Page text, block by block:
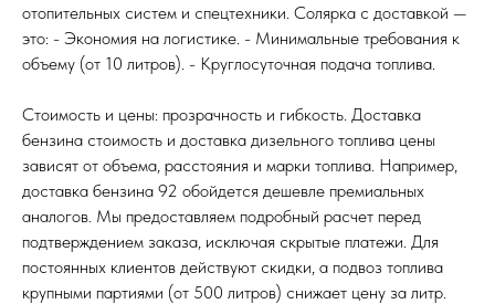
отопительных систем и спецтехники. Солярка с доставкой —
это: - Экономия на логистике. - Минимальные требования к
объему (от 10 литров). - Круглосуточная подача топлива.
Стоимость и цены: прозрачность и гибкость. Доставка
бензина стоимость и доставка дизельного топлива цены
зависят от объема, расстояния и марки топлива. Например,
доставка бензина 92 обойдется дешевле премиальных
аналогов. Мы предоставляем подробный расчет перед
подтверждением заказа, исключая скрытые платежи. Для
постоянных клиентов действуют скидки, а подвоз топлива
крупными партиями (от 500 литров) снижает цену за литр.